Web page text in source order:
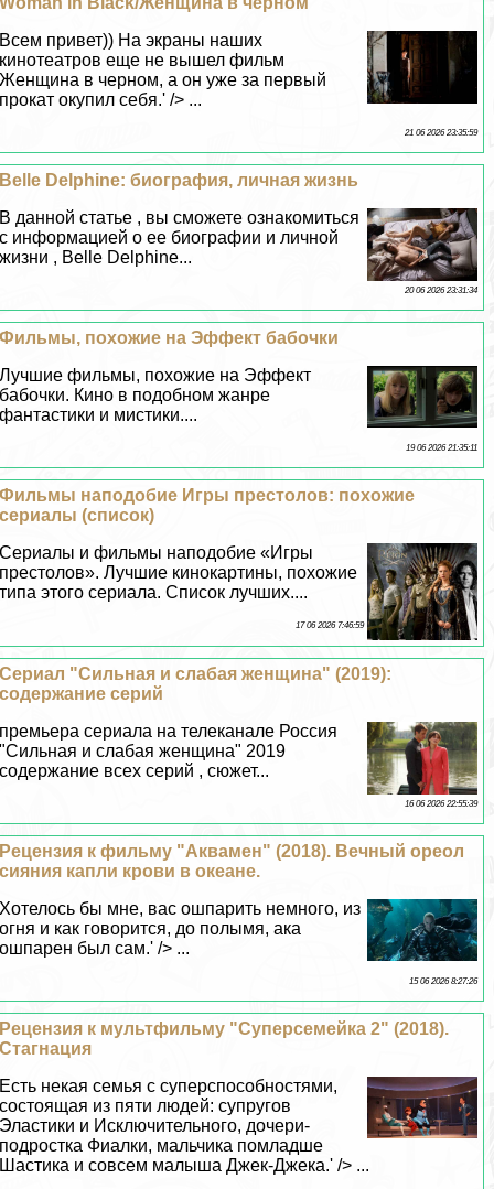
Всем привет)) На экраны наших
кинотеатров еще не вышел фильм
Женщина в черном, а он уже за первый
прокат окупил себя.' /> ...
21 06 2026 23:35:59
Belle Delphine: биография, личная жизнь
В данной статье , вы сможете ознакомиться
с информацией о ее биографии и личной
жизни , Belle Delphine...
20 06 2026 23:31:34
Фильмы, похожие на Эффект бабочки
Лучшие фильмы, похожие на Эффект
бабочки. Кино в подобном жанре
фантастики и мистики....
19 06 2026 21:35:11
Фильмы наподобие Игры престолов: похожие
сериалы (список)
Сериалы и фильмы наподобие «Игры
престолов». Лучшие кинокартины, похожие
типа этого сериала. Список лучших....
17 06 2026 7:46:59
Сериал "Сильная и слабая женщина" (2019):
содержание серий
премьера сериала на телеканале Россия
"Сильная и слабая женщина" 2019
содержание всех серий , сюжет...
16 06 2026 22:55:39
Рецензия к фильму "Аквамен" (2018). Вечный ореол
сияния капли крови в океане.
Хотелось бы мне, вас ошпарить немного, из
огня и как говорится, до полымя, ака
ошпарен был сам.' /> ...
15 06 2026 8:27:26
Рецензия к мультфильму "Суперсемейка 2" (2018).
Стагнация
Есть некая семья с суперспособностями,
состоящая из пяти людей: супругов
Эластики и Исключительного, дочери-
подростка Фиалки, мальчика помладше
Шастика и совсем малыша Джек-Джека.' /> ...